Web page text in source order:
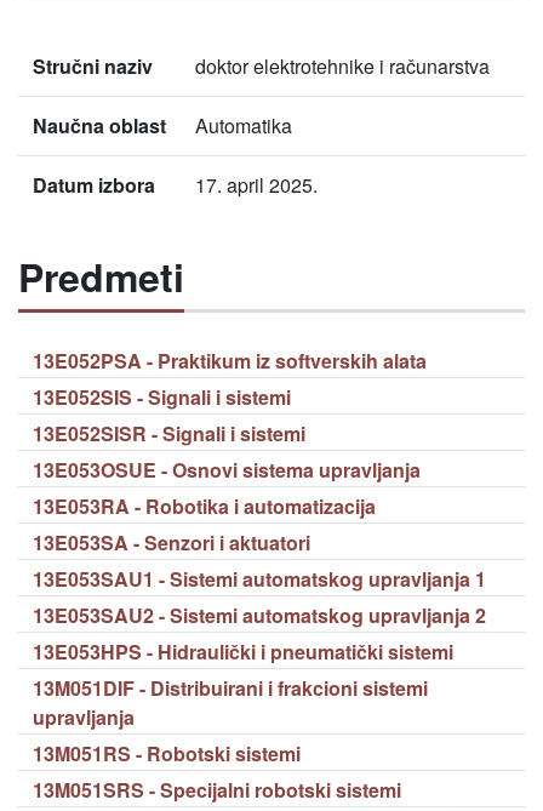
Stručni naziv doktor elektrotehnike i računarstva
Naučna oblast Automatika
Datum izbora 17. april 2025.
Predmeti
13E052PSA - Praktikum iz softverskih alata
13E052SIS - Signali i sistemi
13E052SISR - Signali i sistemi
13E053OSUE - Osnovi sistema upravljanja
13E053RA - Robotika i automatizacija
13E053SA - Senzori i aktuatori
13E053SAU1 - Sistemi automatskog upravljanja 1
13E053SAU2 - Sistemi automatskog upravljanja 2
13E053HPS - Hidraulički i pneumatički sistemi
13M051DIF - Distribuirani i frakcioni sistemi
upravljanja
13M051RS - Robotski sistemi
13M051SRS - Specijalni robotski sistemi